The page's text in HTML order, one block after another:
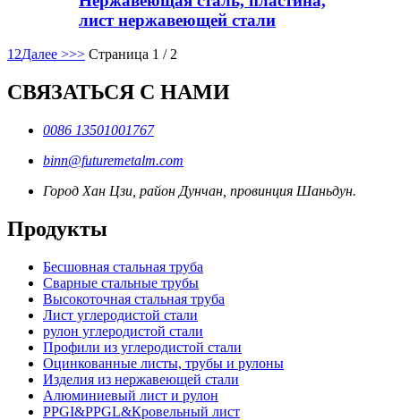
лист нержавеющей стали
1 2Далее >>> Страница 1 / 2
СВЯЗАТЬСЯ С НАМИ
0086 13501001767
binn@futuremetalm.com
Город Хан Цзи, район Дунчан, провинция Шаньдун.
Продукты
Бесшовная стальная труба
Сварные стальные трубы
Высокоточная стальная труба
Лист углеродистой стали
рулон углеродистой стали
Профили из углеродистой стали
Оцинкованные листы, трубы и рулоны
Изделия из нержавеющей стали
Алюминиевый лист и рулон
PPGI&PPGL&Кровельный лист